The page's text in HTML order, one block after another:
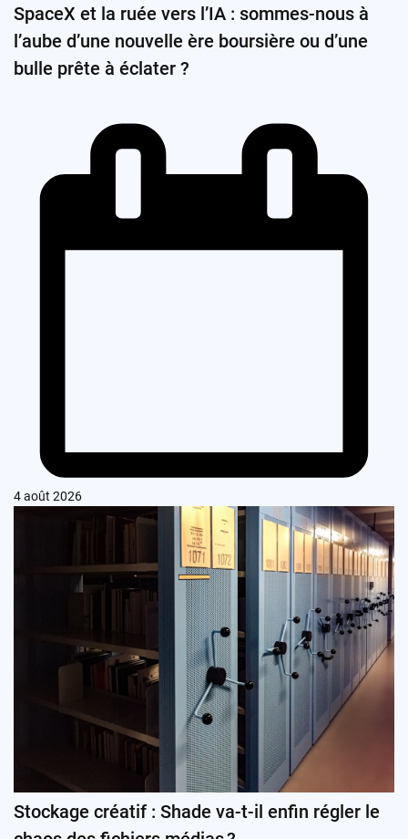
SpaceX et la ruée vers l’IA : sommes-nous à
l’aube d’une nouvelle ère boursière ou d’une
bulle prête à éclater ?
4 août 2026
Stockage créatif : Shade va-t-il enfin régler le